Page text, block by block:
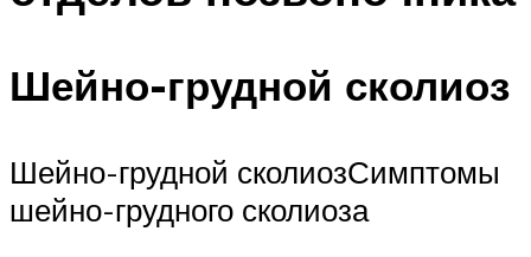
Шейно-грудной сколиоз
Шейно-грудной сколиозСимптомы
шейно-грудного сколиоза